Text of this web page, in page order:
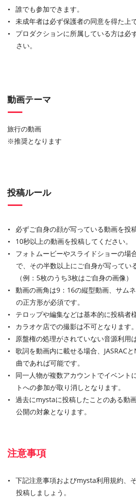
誰でも参加できます。
未成年者は必ず保護者の同意を得た上
プロダクションに所属している方は必
さい。
動画テーマ
旅行の動画
※推奨となります
投稿ルール
必ずご自身の顔が写っている動画を投
10秒以上の動画を投稿してください。
フォトムービーやスライドショーの場
で、その半数以上にご自身が写ってい
（例：5枚のうち3枚はご自身の画像）
動画の画角は9：16の縦型動画、サム
の正方形が必須です。
テロップや編集などは基本的に投稿者
カラオケ店での撮影は不可となります。
原盤権の処理がされていない音源利用
歌詞を動画内に載せる場合、JASRAC
曲であれば可能です。
同一人物が複数アカウントでイベント
トへの参加が取り消しとなります。
過去にmystaに投稿したことのある動
公開の対象となります。
注意事項
下記注意事項およびmysta利用規約、
投稿しましょう。